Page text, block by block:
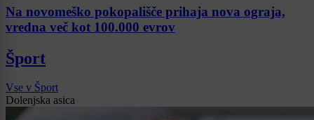
Na novomeško pokopališče prihaja nova ograja,
vredna več kot 100.000 evrov
Šport
Vse v Šport
Dolenjska asica